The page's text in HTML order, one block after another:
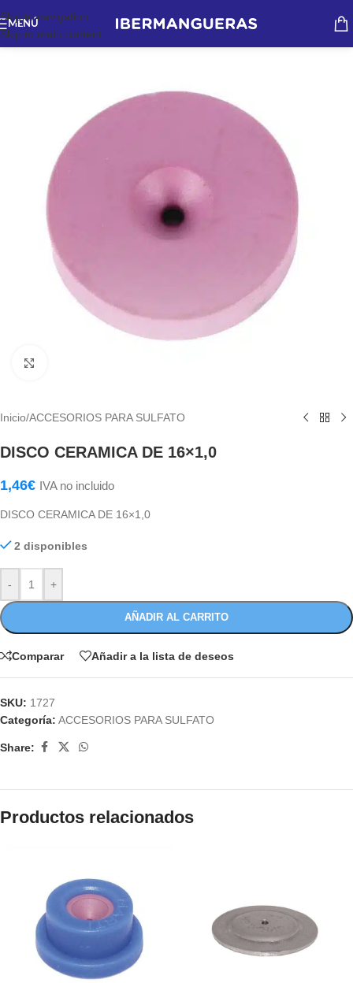
Skip to navigation
Skip to main content
MENÚ
Inicio/ACCESORIOS PARA SULFATO
DISCO CERAMICA DE 16×1,0
1,46€ IVA no incluido
DISCO CERAMICA DE 16×1,0
2 disponibles
- +
AÑADIR AL CARRITO
Comparar Añadir a la lista de deseos
SKU: 1727
Categoría: ACCESORIOS PARA SULFATO
Share:
Productos relacionados